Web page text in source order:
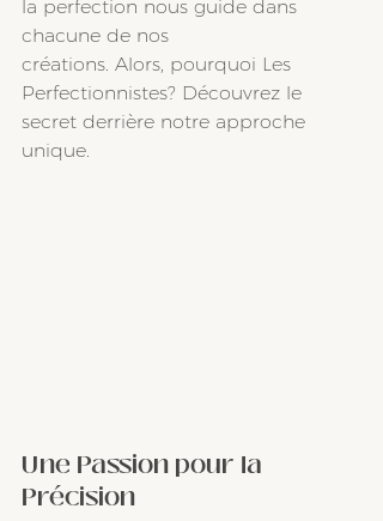
la perfection nous guide dans
chacune de nos
créations. Alors, pourquoi Les
Perfectionnistes? Découvrez le
secret derrière notre approche
unique.
Une Passion pour la
Précision